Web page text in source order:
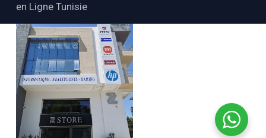
en Ligne Tunisie